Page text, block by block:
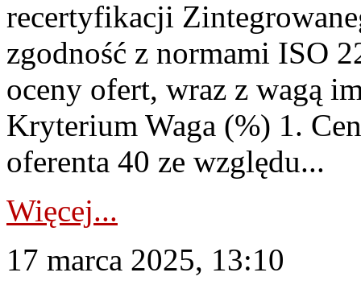
recertyfikacji
zgodność z normami ISO
oceny ofert, wraz z wagą
Kryterium Waga (%) 1.
oferenta 40 ze względu...
Więcej...
17 marca 2025, 13:10